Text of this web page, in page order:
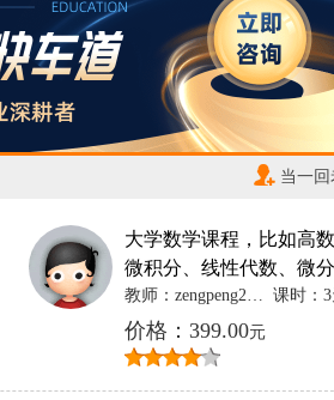
当一回
大学数学课程，比如高数
微积分、线性代数、微
教师：zengpeng2012 课时：3
价格：399.00元